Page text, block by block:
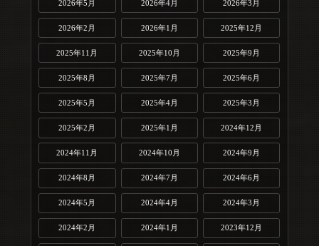
2026年5月 2026年4月 2026年3月
2026年2月 2026年1月 2025年12月
2025年11月 2025年10月 2025年9月
2025年8月 2025年7月 2025年6月
2025年5月 2025年4月 2025年3月
2025年2月 2025年1月 2024年12月
2024年11月 2024年10月 2024年9月
2024年8月 2024年7月 2024年6月
2024年5月 2024年4月 2024年3月
2024年2月 2024年1月 2023年12月